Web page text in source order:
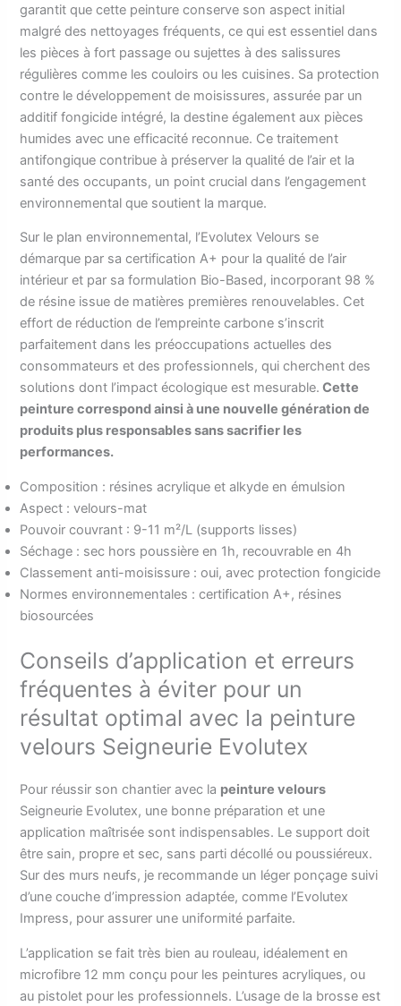
garantit que cette peinture conserve son aspect initial
malgré des nettoyages fréquents, ce qui est essentiel dans
les pièces à fort passage ou sujettes à des salissures
régulières comme les couloirs ou les cuisines. Sa protection
contre le développement de moisissures, assurée par un
additif fongicide intégré, la destine également aux pièces
humides avec une efficacité reconnue. Ce traitement
antifongique contribue à préserver la qualité de l’air et la
santé des occupants, un point crucial dans l’engagement
environnemental que soutient la marque.
Sur le plan environnemental, l’Evolutex Velours se
démarque par sa certification A+ pour la qualité de l’air
intérieur et par sa formulation Bio-Based, incorporant 98 %
de résine issue de matières premières renouvelables. Cet
effort de réduction de l’empreinte carbone s’inscrit
parfaitement dans les préoccupations actuelles des
consommateurs et des professionnels, qui cherchent des
solutions dont l’impact écologique est mesurable. Cette
peinture correspond ainsi à une nouvelle génération de
produits plus responsables sans sacrifier les
performances.
Composition : résines acrylique et alkyde en émulsion
Aspect : velours-mat
Pouvoir couvrant : 9-11 m²/L (supports lisses)
Séchage : sec hors poussière en 1h, recouvrable en 4h
Classement anti-moisissure : oui, avec protection fongicide
Normes environnementales : certification A+, résines
biosourcées
Conseils d’application et erreurs
fréquentes à éviter pour un
résultat optimal avec la peinture
velours Seigneurie Evolutex
Pour réussir son chantier avec la peinture velours
Seigneurie Evolutex, une bonne préparation et une
application maîtrisée sont indispensables. Le support doit
être sain, propre et sec, sans parti décollé ou poussiéreux.
Sur des murs neufs, je recommande un léger ponçage suivi
d’une couche d’impression adaptée, comme l’Evolutex
Impress, pour assurer une uniformité parfaite.
L’application se fait très bien au rouleau, idéalement en
microfibre 12 mm conçu pour les peintures acryliques, ou
au pistolet pour les professionnels. L’usage de la brosse est